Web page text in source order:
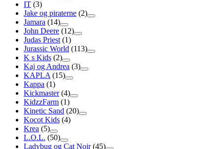
IT (3)
Jake og piraterne (2)
Jamara (14)
John Deere (12)
Judas Priest (1)
Jurassic World (113)
K s Kids (2)
Kaj og Andrea (3)
KAPLA (15)
Kappa (1)
Kickmaster (4)
KidzzFarm (1)
Kinetic Sand (20)
Kocot Kids (4)
Krea (5)
L.O.L. (50)
Ladybug og Cat Noir (45)